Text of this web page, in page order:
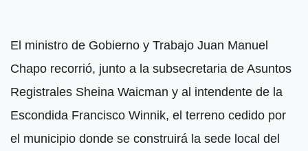
El ministro de Gobierno y Trabajo Juan Manuel
Chapo recorrió, junto a la subsecretaria de Asuntos
Registrales Sheina Waicman y al intendente de la
Escondida Francisco Winnik, el terreno cedido por
el municipio donde se construirá la sede local del